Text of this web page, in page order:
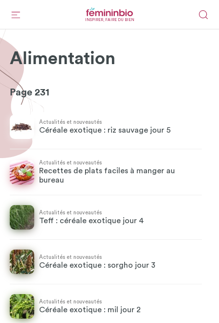
INSPIRER, FAIRE DU BIEN
Alimentation
Page 231
Actualités et nouveautés
Céréale exotique : riz sauvage jour 5
Actualités et nouveautés
Recettes de plats faciles à manger au
bureau
Actualités et nouveautés
Teff : céréale exotique jour 4
Actualités et nouveautés
Céréale exotique : sorgho jour 3
Actualités et nouveautés
Céréale exotique : mil jour 2